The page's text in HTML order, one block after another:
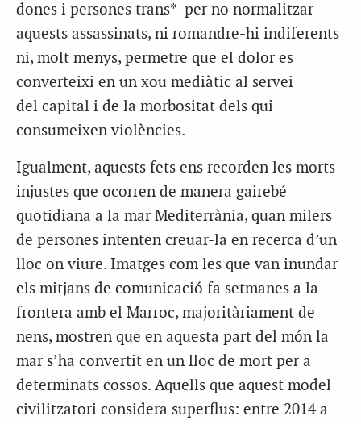
dones i persones trans* per no normalitzar
aquests assassinats, ni romandre-hi indiferents
ni, molt menys, permetre que el dolor es
converteixi en un xou mediàtic al servei
del capital i de la morbositat dels qui
consumeixen violències.
Igualment, aquests fets ens recorden les morts
injustes que ocorren de manera gairebé
quotidiana a la mar Mediterrània, quan milers
de persones intenten creuar-la en recerca d’un
lloc on viure. Imatges com les que van inundar
els mitjans de comunicació fa setmanes a la
frontera amb el Marroc, majoritàriament de
nens, mostren que en aquesta part del món la
mar s’ha convertit en un lloc de mort per a
determinats cossos. Aquells que aquest model
civilitzatori considera superflus: entre 2014 a